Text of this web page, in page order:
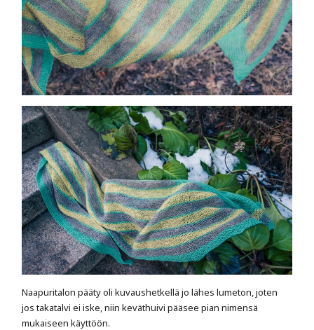
Naapuritalon pääty oli kuvaushetkellä jo lähes lumeton, joten
jos takatalvi ei iske, niin keväthuivi pääsee pian nimensä
mukaiseen käyttöön.